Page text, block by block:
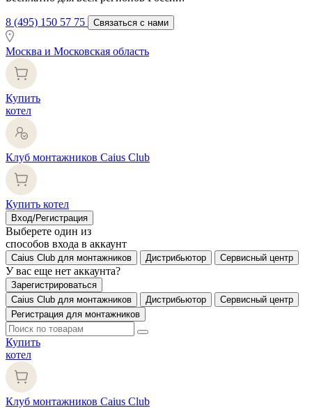
8 (495) 150 57 75 Связаться с нами
Москва и Московская область
Купить
котел
Клуб монтажников Caius Club
Купить котел
Вход/Регистрация
Выберете один из
способов входа в аккаунт
Caius Club для монтажников Дистрибьютор Сервисный центр
У вас еще нет аккаунта?
Зарегистрироваться
Caius Club для монтажников
Дистрибьютор
Сервисный центр
Регистрация для монтажников
Купить
котел
Клуб монтажников Caius Club